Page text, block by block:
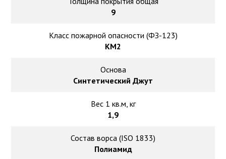
9
Класс пожарной опасности (ФЗ-123)
КМ2
Основа
Синтетический Джут
Вес 1 кв.м, кг
1,9
Состав ворса (ISO 1833)
Полиамид